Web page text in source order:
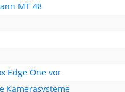
MT 48
Edge One vor
Kamerasysteme